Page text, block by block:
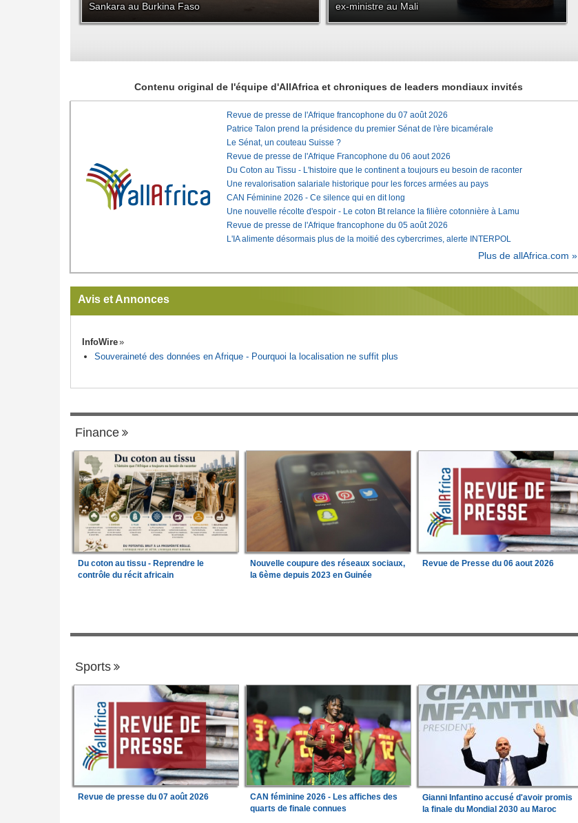
Sankara au Burkina Faso
ex-ministre au Mali
Contenu original de l'équipe d'AllAfrica et chroniques de leaders mondiaux invités
Revue de presse de l'Afrique francophone du 07 août 2026
Patrice Talon prend la présidence du premier Sénat de l'ère bicamérale
Le Sénat, un couteau Suisse ?
Revue de presse de l'Afrique Francophone du 06 aout 2026
Du Coton au Tissu - L'histoire que le continent a toujours eu besoin de raconter
Une revalorisation salariale historique pour les forces armées au pays
CAN Féminine 2026 - Ce silence qui en dit long
Une nouvelle récolte d'espoir - Le coton Bt relance la filière cotonnière à Lamu
Revue de presse de l'Afrique francophone du 05 août 2026
L'IA alimente désormais plus de la moitié des cybercrimes, alerte INTERPOL
Plus de allAfrica.com »
Avis et Annonces
InfoWire
Souveraineté des données en Afrique - Pourquoi la localisation ne suffit plus
Finance
Du coton au tissu - Reprendre le
contrôle du récit africain
Nouvelle coupure des réseaux sociaux,
la 6ème depuis 2023 en Guinée
Revue de Presse du 06 aout 2026
Sports
Revue de presse du 07 août 2026
CAN féminine 2026 - Les affiches des
quarts de finale connues
Gianni Infantino accusé d'avoir promis
la finale du Mondial 2030 au Maroc